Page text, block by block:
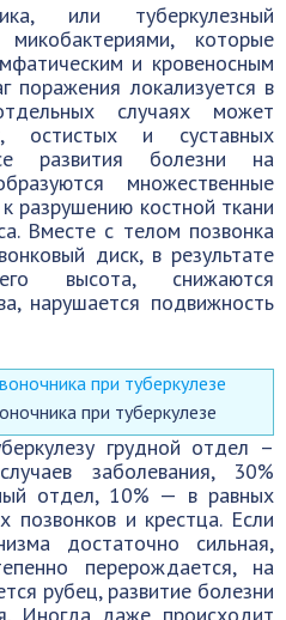
или туберкулезный
которые
и кровеносным
поражения локализуется в
случаях может
остистых и суставных
развития болезни на
множественные
разрушению костной ткани
Вместе с телом позвонка
диск, в результате
высота, снижаются
нарушается подвижность
при туберкулезе
грудной отдел –
заболевания, 30%
отдел, 10% — в равных
и крестца. Если
достаточно сильная,
перерождается, на
рубец, развитие болезни